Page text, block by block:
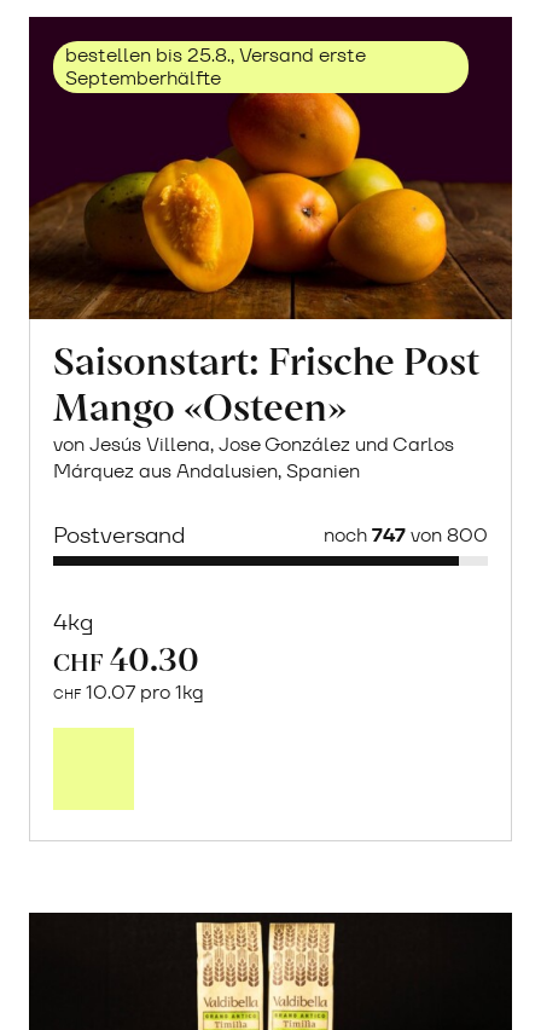
bestellen bis 25.8., Versand erste
Septemberhälfte
Saisonstart: Frische Post
Mango «Osteen»
von Jesús Villena, Jose González und Carlos
Márquez aus Andalusien, Spanien
Postversand noch747von 800
4kg
CHF 40.30
CHF 10.07 pro 1kg
Post
erfahren